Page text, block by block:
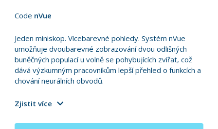
Code nVue
Jeden miniskop. Vícebarevné pohledy. Systém nVue
umožňuje dvoubarevné zobrazování dvou odlišných
buněčných populací u volně se pohybujících zvířat, což
dává výzkumným pracovníkům lepší přehled o funkcích a
chování neurálních obvodů.
Zjistit více